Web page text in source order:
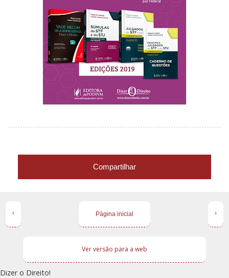
Compartilhar
‹ ›
Página inicial
Ver versão para a web
Dizer o Direito!